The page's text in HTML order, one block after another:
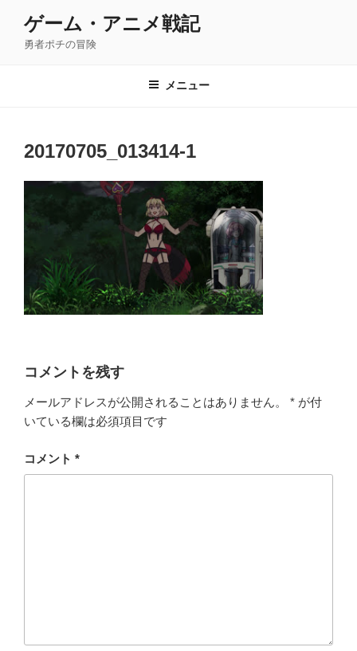
ゲーム・アニメ戦記
勇者ポチの冒険
メニュー
20170705_013414-1
コメントを残す
メールアドレスが公開されることはありません。 * が付
いている欄は必須項目です
コメント *